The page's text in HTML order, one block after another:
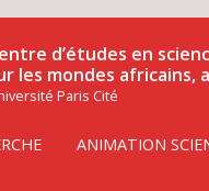
d’études en
les mondes africains,
Paris Cité
ANIMATION